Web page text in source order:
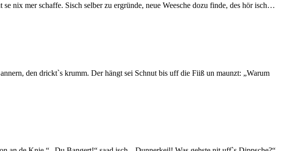
nix mer schaffe. Sisch selber zu ergründe, neue Weesche dozu finde, des hör isch…
den drickt`s krumm. Der hängt sei Schnut bis uff die Fiiß un maunzt: „Warum